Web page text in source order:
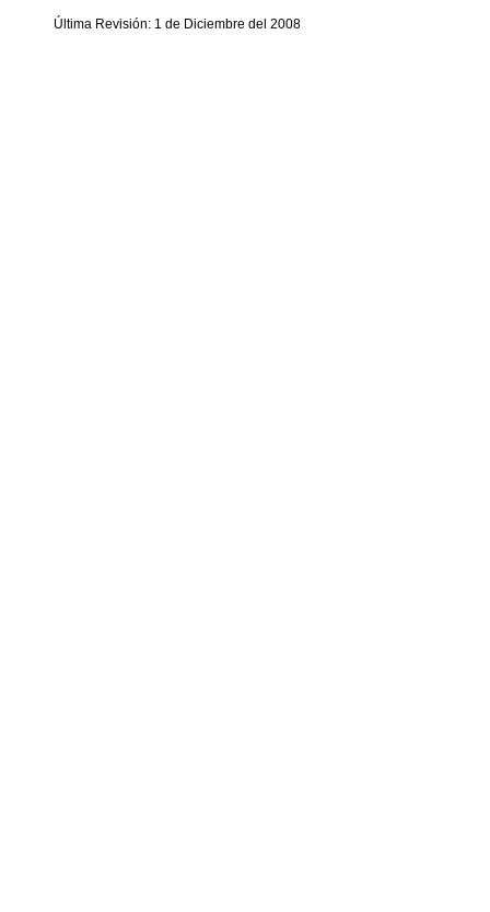
Última Revisión: 1 de Diciembre del 2008